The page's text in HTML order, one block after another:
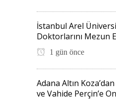
İstanbul Arel
Doktorlarını Mezun
1 gün önce
Adana Altın
ve Vahide Perçin’e